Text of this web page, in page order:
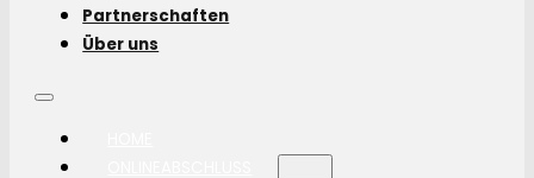
Partnerschaften
Über uns